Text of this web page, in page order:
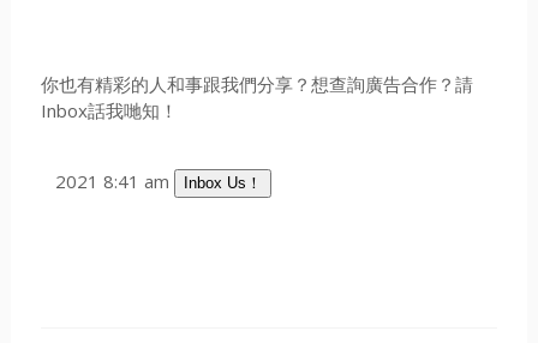
你也有精彩的人和事跟我們分享？想查詢廣告合作？請
Inbox話我哋知！
2021 8:41 am Inbox Us！